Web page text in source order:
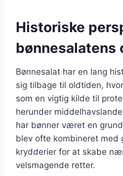
Historiske
bønnesalatens
Bønnesalat har en lang
sig tilbage til oldtiden,
som en vigtig kilde til
herunder
har bønner været en
blev ofte kombineret med
krydderier for at skabe
velsmagende retter.